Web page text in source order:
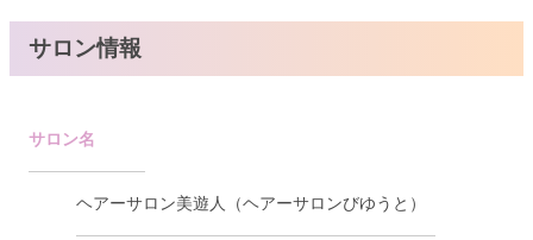
サロン情報
サロン名
ヘアーサロン美遊人（ヘアーサロンびゆうと）